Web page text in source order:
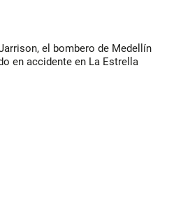
el bombero de Medellín
en accidente en La Estrella